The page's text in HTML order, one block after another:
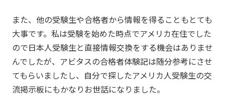
また、他の受験生や合格者から情報を得ることもとても
大事です。私は受験を始めた時点でアメリカ在住でした
ので日本人受験生と直接情報交換をする機会はありませ
んでしたが、アビタスの合格者体験記は随分参考にさせ
てもらいましたし、自分で探したアメリカ人受験生の交
流掲示板にもかなりお世話になりました。